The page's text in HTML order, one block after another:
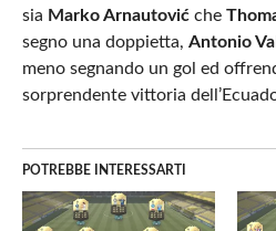
sia Marko Arnautović che
segno una doppietta, Antonio
meno segnando un gol ed
sorprendente vittoria
POTREBBE INTERESSARTI